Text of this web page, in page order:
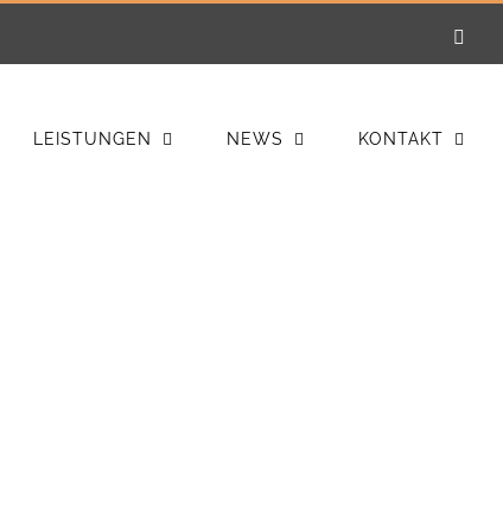
LEISTUNGEN NEWS KONTAKT